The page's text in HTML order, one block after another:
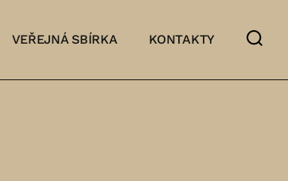
VEŘEJNÁ SBÍRKA KONTAKTY